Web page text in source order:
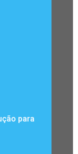
para